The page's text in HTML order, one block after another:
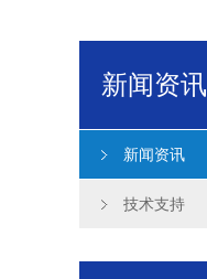
新闻资讯
新闻资讯
技术支持